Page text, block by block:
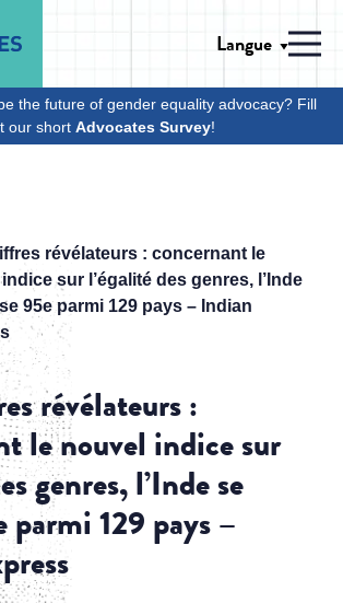
Langue
the future of gender equality advocacy? Fill
our short Advocates Survey!
révélateurs : concernant le
sur l’égalité des genres, l’Inde
95e parmi 129 pays – Indian
révélateurs :
le nouvel indice sur
genres, l’Inde se
parmi 129 pays –